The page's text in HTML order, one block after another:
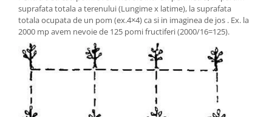
suprafata totala a terenului (Lungime x latime), la suprafata
totala ocupata de un pom (ex.4×4) ca si in imaginea de jos . Ex. la
2000 mp avem nevoie de 125 pomi fructiferi (2000/16=125).